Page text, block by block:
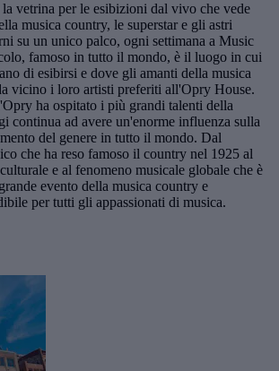
vetrina per le esibizioni dal vivo che vede
musica country, le superstar e gli astri
su un unico palco, ogni settimana a Music
famoso in tutto il mondo, è il luogo in cui
di esibirsi e dove gli amanti della musica
vicino i loro artisti preferiti all'Opry House.
ha ospitato i più grandi talenti della
continua ad avere un'enorme influenza sulla
del genere in tutto il mondo. Dal
che ha reso famoso il country nel 1925 al
e al fenomeno musicale globale che è
evento della musica country e
per tutti gli appassionati di musica.